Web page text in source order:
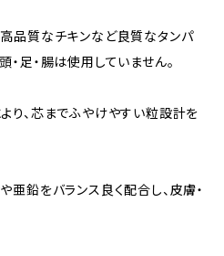
品質なチキンなど良質なタンパ
足・腸は使用していません。
り、芯までふやけやすい粒設計を
亜鉛をバランス良く配合し、皮膚・